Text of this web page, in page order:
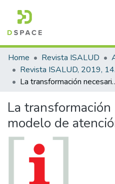
Communities & Collections
All of DSpace
Statistics
Home Revista ISALUD
La transformación
La
modelo de